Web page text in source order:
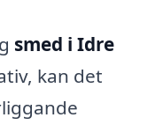
smed i Idre
kan det